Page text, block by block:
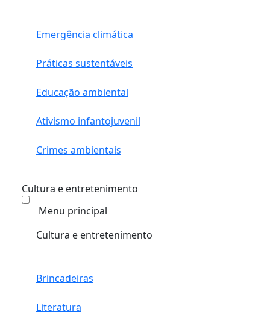
Emergência climática
Práticas sustentáveis
Educação ambiental
Ativismo infantojuvenil
Crimes ambientais
Cultura e entretenimento
Menu principal
Cultura e entretenimento
Brincadeiras
Literatura